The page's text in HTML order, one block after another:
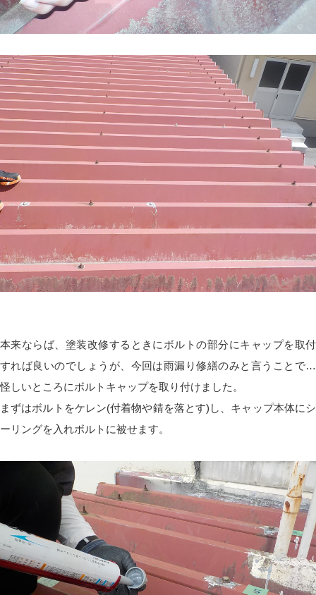
本来ならば、塗装改修するときにボルトの部分にキャップを取付
すれば良いのでしょうが、今回は雨漏り修繕のみと言うことで…
怪しいところにボルトキャップを取り付けました。
まずはボルトをケレン(付着物や錆を落とす)し、キャップ本体にシ
ーリングを入れボルトに被せます。